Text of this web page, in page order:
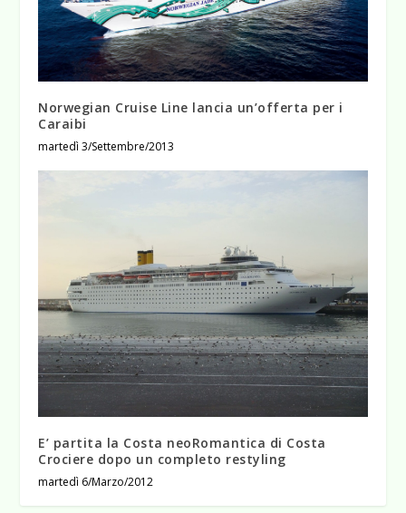
Norwegian Cruise Line lancia un’offerta per i
Caraibi
martedì 3/Settembre/2013
E’ partita la Costa neoRomantica di Costa
Crociere dopo un completo restyling
martedì 6/Marzo/2012